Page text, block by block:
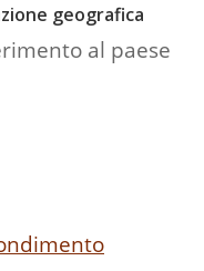
geografica
al paese